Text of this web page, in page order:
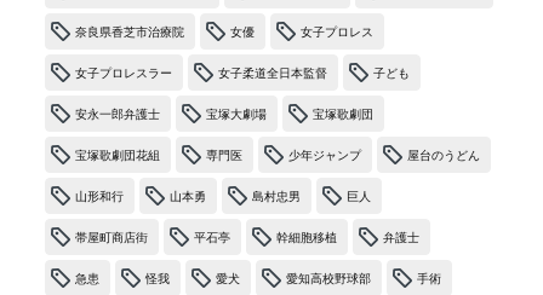
奈良県香芝市治療院 女優 女子プロレス
女子プロレスラー 女子柔道全日本監督 子ども
安永一郎弁護士 宝塚大劇場 宝塚歌劇団
宝塚歌劇団花組 専門医 少年ジャンプ 屋台のうどん
山形和行 山本勇 島村忠男 巨人
帯屋町商店街 平石亭 幹細胞移植 弁護士
急患 怪我 愛犬 愛知高校野球部 手術